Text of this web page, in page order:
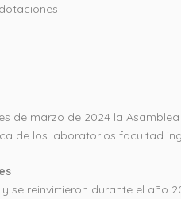
de marzo de 2024 la
de los laboratorios facultad
se reinvirtieron durante el año